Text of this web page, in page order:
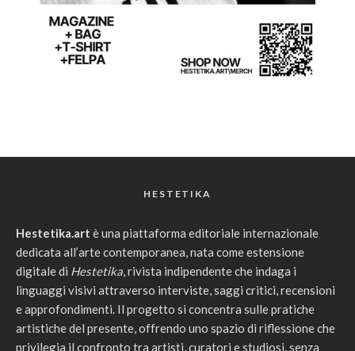
HESTETIKA
Hestetika.art è una piattaforma editoriale internazionale
dedicata all’arte contemporanea, nata come estensione
digitale di Hestetika, rivista indipendente che indaga i
linguaggi visivi attraverso interviste, saggi critici, recensioni
e approfondimenti. Il progetto si concentra sulle pratiche
artistiche del presente, offrendo uno spazio di riflessione che
privilegia il confronto tra artisti, curatori e studiosi, senza